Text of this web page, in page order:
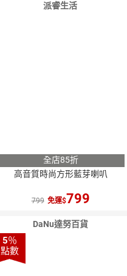
派睿生活
全店85折
高音質時尚方形藍芽喇叭
799 免運 799
DaNu達努百貨
5％
點數